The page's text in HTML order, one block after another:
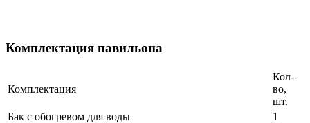
Комплектация павильона
Комплектация
Кол-
во,
шт.
Бак с обогревом для воды
1